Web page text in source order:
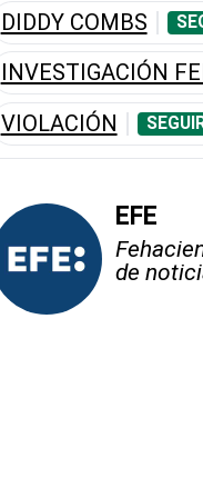
DIDDY COMBS
INVESTIGACIÓN
VIOLACIÓN
EFE
de